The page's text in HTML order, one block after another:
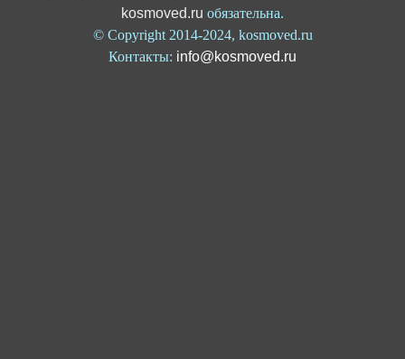
kosmoved.ru обязательна.
© Copyright 2014-2024, kosmoved.ru
Контакты: info@kosmoved.ru